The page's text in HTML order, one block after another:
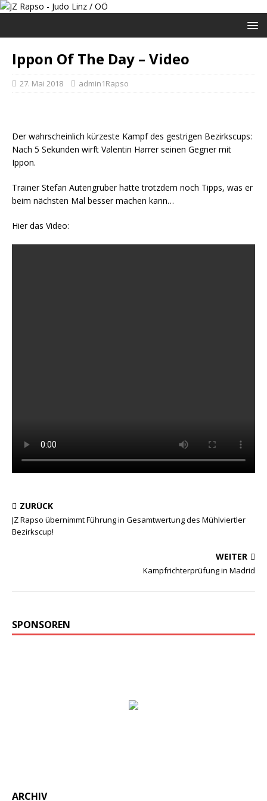
Ippon Of The Day – Video
27. Mai 2018 admin1Rapso
Der wahrscheinlich kürzeste Kampf des gestrigen Bezirkscups:
Nach 5 Sekunden wirft Valentin Harrer seinen Gegner mit
Ippon.
Trainer Stefan Autengruber hatte trotzdem noch Tipps, was er
beim nächsten Mal besser machen kann…
Hier das Video:
ZURÜCK
JZ Rapso übernimmt Führung in Gesamtwertung des Mühlviertler
Bezirkscup!
WEITER
Kampfrichterprüfung in Madrid
SPONSOREN
ARCHIV